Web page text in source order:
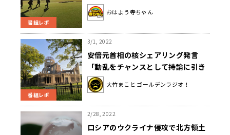
番組レポ
おはよう寺ちゃん
番組レポ
3/1, 2022
安倍元首相の核シェアリング発言
「動乱をチャンスとして持論に引き
込もうとしている」 武田砂鉄
大竹まこと ゴールデンラジオ！
2/28, 2022
ロシアのウクライナ侵攻で北方領土